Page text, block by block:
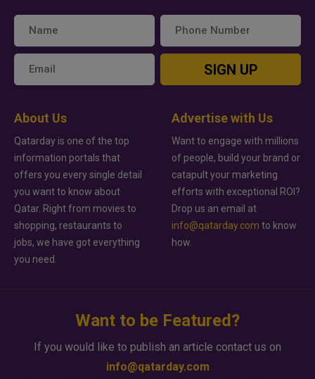
SIGN UP
About Us
Qatarday is one of the top
information portals that
offers you every single detail
you want to know about
Qatar. Right from movies to
shopping, restaurants to
jobs, we have got everything
you need.
Advertise with Us
Want to engage with millions
of people, build your brand or
catapult your marketing
efforts with exceptional ROI?
Drop us an email at
info@qatarday.com to know
how.
Want to be Featured?
If you would like to publish an article contact us on
info@qatarday.com